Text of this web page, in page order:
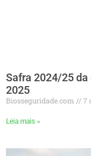
Safra 2024/25
2025
Biosseguridade.com 7
Leia mais »